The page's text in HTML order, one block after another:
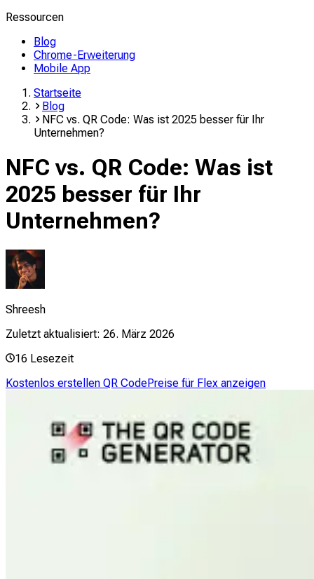
Ressourcen
Blog
Chrome-Erweiterung
Mobile App
Startseite
Blog
NFC vs. QR Code: Was ist 2025 besser für Ihr
Unternehmen?
NFC vs. QR Code: Was ist
2025 besser für Ihr
Unternehmen?
Shreesh
Zuletzt aktualisiert: 26. März 2026
16 Lesezeit
Kostenlos erstellen QR CodePreise für Flex anzeigen